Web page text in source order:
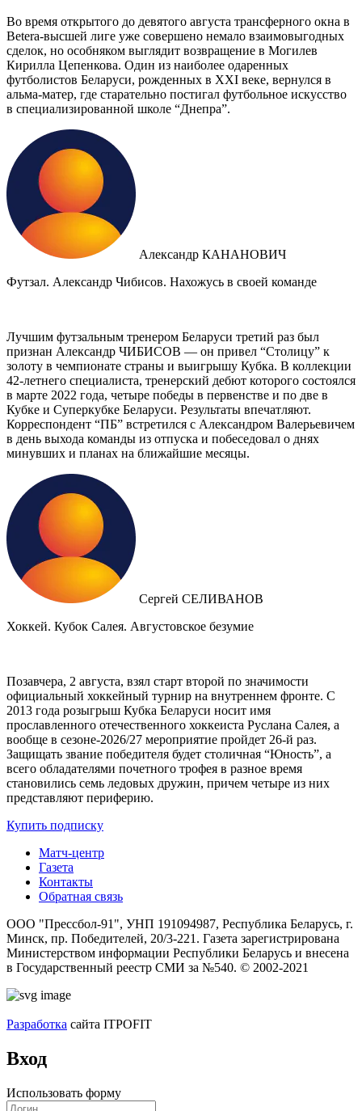
Во время открытого до девятого августа трансферного окна в
Betera-высшей лиге уже совершено немало взаимовыгодных
сделок, но особняком выглядит возвращение в Могилев
Кирилла Цепенкова. Один из наиболее одаренных
футболистов Беларуси, рожденных в XXI веке, вернулся в
альма-матер, где старательно постигал футбольное искусство
в специализированной школе “Днепра”.
Александр КАНАНОВИЧ
Футзал. Александр Чибисов. Нахожусь в своей команде
Лучшим футзальным тренером Беларуси третий раз был
признан Александр ЧИБИСОВ — он привел “Столицу” к
золоту в чемпионате страны и выигрышу Кубка. В коллекции
42-летнего специалиста, тренерский дебют которого состоялся
в марте 2022 года, четыре победы в первенстве и по две в
Кубке и Суперкубке Беларуси. Результаты впечатляют.
Корреспондент “ПБ” встретился с Александром Валерьевичем
в день выхода команды из отпуска и побеседовал о днях
минувших и планах на ближайшие месяцы.
Сергей СЕЛИВАНОВ
Хоккей. Кубок Салея. Августовское безумие
Позавчера, 2 августа, взял старт второй по значимости
официальный хоккейный турнир на внутреннем фронте. C
2013 года розыгрыш Кубка Беларуси носит имя
прославленного отечественного хоккеиста Руслана Салея, а
вообще в сезоне-2026/27 мероприятие пройдет 26-й раз.
Защищать звание победителя будет столичная “Юность”, а
всего обладателями почетного трофея в разное время
становились семь ледовых дружин, причем четыре из них
представляют периферию.
Купить подписку
Матч-центр
Газета
Контакты
Обратная связь
ООО "Прессбол-91", УНП 191094987, Республика Беларусь, г.
Минск, пр. Победителей, 20/3-221. Газета зарегистрирована
Министерством информации Республики Беларусь и внесена
в Государственный реестр СМИ за №540. © 2002-2021
Разработка сайта ITPOFIT
Вход
Использовать форму